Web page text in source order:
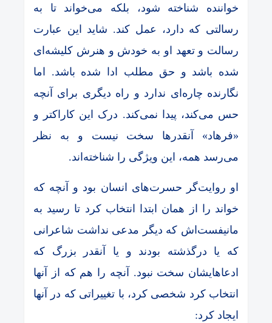
خواننده شناخته شود، بلکه می‌خواند تا به
رسالتی که دارد، عمل کند. شاید این عبارت
رسالت و تعهد او به خودش و هنرش کلیشه‌ای
شده باشد و حق مطلب ادا شده باشد. اما
نگارنده چاره‌ای ندارد و راه دیگری برای آنچه
حس می‌کند، پیدا نمی‌کند. درک این کاراکتر و
«فرهاد» آنقدرها سخت نیست و به نظر
می‌رسد همه، این ویژگی‌ را شناخته‌اند.
او روایت‌گر حسرت‌های انسان بود و آنچه که
خواند را از همان ابتدا انتخاب کرد تا رسید به
مانیفست‌اش که دیگر مدعی نداشت شاعرانی
که یا درگذشته بودند و یا آنقدر بزرگ که
ادعاهایشان سخت نبود. آنچه را هم که از آنها
انتخاب کرد شخصی کرد، با تغییراتی که در آنها
ایجاد کرد: